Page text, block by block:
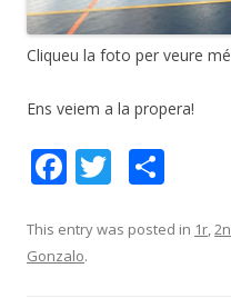
Cliqueu la foto per veure
Ens veiem a la propera!
F
e
b
T
itt m
This entry was posted in 1r,2n
Gonzalo.